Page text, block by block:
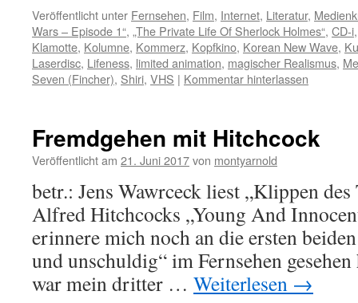
Veröffentlicht unter Fernsehen, Film, Internet, Literatur,
Wars – Episode 1“, „The Private Life Of Sherlock Holmes“, CD-i
Klamotte, Kolumne, Kommerz, Kopfkino, Korean New Wave,
Laserdisc, Lifeness, limited animation, magischer Realismus,
Seven (Fincher), Shiri, VHS | Kommentar hinterlassen
Fremdgehen mit Hitchcock
Veröffentlicht am 21. Juni 2017von montyarnold
betr.: Jens Wawrceck liest „Klippen
Alfred Hitchcocks „Young And
erinnere mich noch an die ersten
und unschuldig“ im Fernsehen
war mein dritter … Weiterlesen →